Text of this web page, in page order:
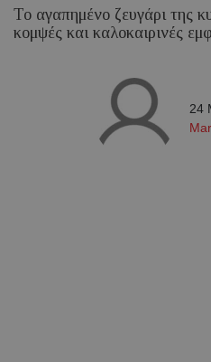
Το αγαπημένο ζευγάρι της
κομψές και καλοκαιρινές
24